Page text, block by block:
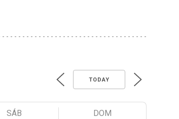
TODAY
SÁB DOM